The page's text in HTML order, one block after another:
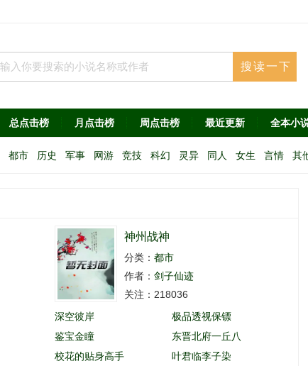
总点击榜 月点击榜 周点击榜 最近更新 全本小
都市 历史 军事 网游 竞技 科幻 灵异 同人 女生 言情 其
神州战神
分类： 都市
作者： 剑子仙迹
关注：218036
深空彼岸
极品透视保镖
鉴宝金瞳
东晋北府一丘八
校花的贴身高手
叶君临李子染